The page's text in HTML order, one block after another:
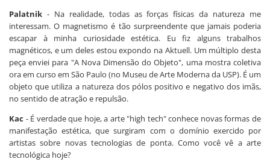
Palatnik - Na realidade, todas as forças físicas da natureza me
interessam. O magnetismo é tão surpreendente que jamais poderia
escapar à minha curiosidade estética. Eu fiz alguns trabalhos
magnéticos, e um deles estou expondo na Aktuell. Um múltiplo desta
peça enviei para "A Nova Dimensão do Objeto", uma mostra coletiva
ora em curso em São Paulo (no Museu de Arte Moderna da USP). É um
objeto que utiliza a natureza dos pólos positivo e negativo dos imãs,
no sentido de atração e repulsão.
Kac - É verdade que hoje, a arte "high tech" conhece novas formas de
manifestação estética, que surgiram com o domínio exercido por
artistas sobre novas tecnologias de ponta. Como você vê a arte
tecnológica hoje?